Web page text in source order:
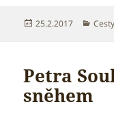
Publikováno:
25.2.2017
Petra
sněhem